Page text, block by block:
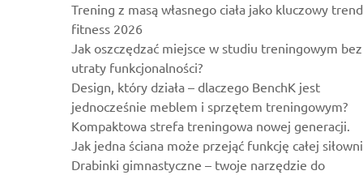
Trening z masą własnego ciała jako kluczowy trend
fitness 2026
Jak oszczędzać miejsce w studiu treningowym bez
utraty funkcjonalności?
Design, który działa – dlaczego BenchK jest
jednocześnie meblem i sprzętem treningowym?
Kompaktowa strefa treningowa nowej generacji.
Jak jedna ściana może przejąć funkcję całej siłowni
Drabinki gimnastyczne – twoje narzędzie do